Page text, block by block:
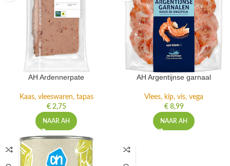
AH Ardennerpate
Kaas, vleeswaren, tapas
€2,75
NAAR AH
AH Argentijnse garnaal
Vlees, kip, vis, vega
€8,99
NAAR AH